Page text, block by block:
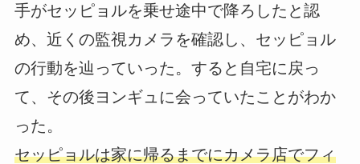
手がセッピョルを乗せ途中で降ろしたと認
め、近くの監視カメラを確認し、セッピョル
の行動を辿っていった。すると自宅に戻っ
て、その後ヨンギュに会っていたことがわか
った。
セッピョルは家に帰るまでにカメラ店でフィ